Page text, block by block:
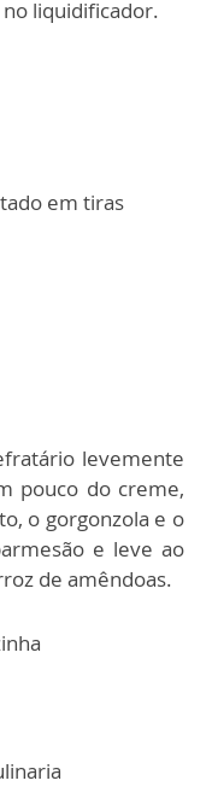
liquidificador.
em tiras
levemente
pouco do creme,
o gorgonzola e o
e leve ao
de amêndoas.